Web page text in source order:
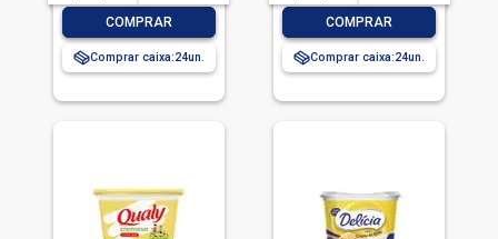
COMPRAR
Comprar caixa:24
COMPRAR
Comprar caixa:24